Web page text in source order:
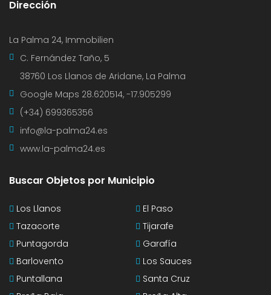
Dirección
La Palma 24, Immobilien
C. Fernández Taño, 5
38760 Los Llanos de Aridane, La Palma
Google Maps 28.620514, -17.905299
(+34) 699365356
info@la-palma24.es
www.la-palma24.es
Buscar Objetos por Municipio
Los Llanos
El Paso
Tazacorte
Tijarafe
Puntagorda
Garafía
Barlovento
Los Sauces
Puntallana
Santa Cruz